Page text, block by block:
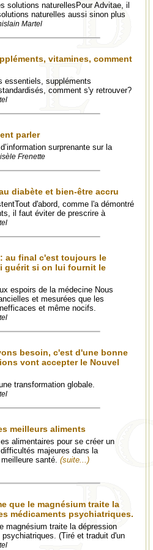
solutions naturellesPour Advitae, il
naturelles aussi sinon plus
Martel
vitamines, comment
essentiels, suppléments
comment s'y retrouver?
parler
surprenante sur la
Frenette
diabète et bien-être accru
d'abord, comme l'a démontré
il faut éviter de prescrire à
au final c'est toujours le
guérit si on lui fournit le
espoirs de la médecine Nous
et mesurées que les
et même nocifs.
besoin, c'est d'une bonne
vont accepter le Nouvel
transformation globale.
meilleurs aliments
alimentaires pour se créer un
majeures dans la
santé. (suite...)
que le magnésium traite la
médicaments psychiatriques.
magnésium traite la dépression
(Tiré et traduit d'un